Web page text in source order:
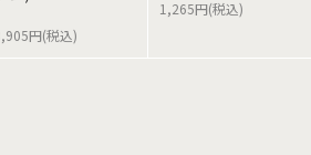
円(税込)
1,265円(税込)